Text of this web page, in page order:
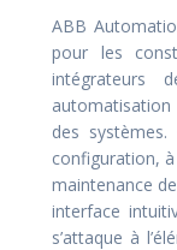
ABB
pour les
intégrateurs
des
configuration,
maintenance
interface
s’attaque à